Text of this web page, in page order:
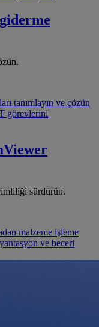
tanımlayın ve çözün
görevlerini
sürdürün.
malzeme işleme
ve beceri